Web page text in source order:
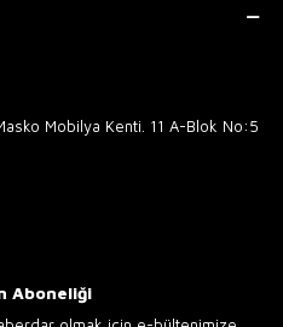
Mobilya Kenti. 11 A-Blok No:5
Aboneliği